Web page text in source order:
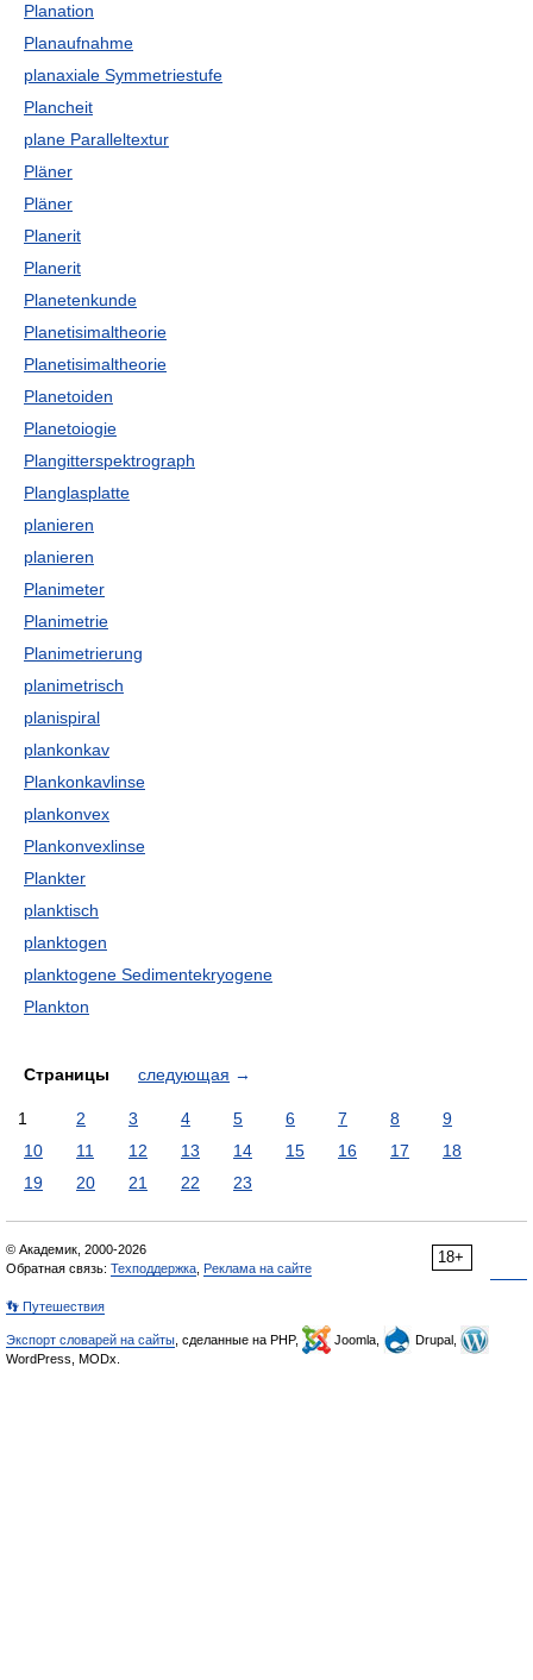
Planation
Planaufnahme
planaxiale Symmetriestufe
Plancheit
plane Paralleltextur
Pläner
Pläner
Planerit
Planerit
Planetenkunde
Planetisimaltheorie
Planetisimaltheorie
Planetoiden
Planetoiogie
Plangitterspektrograph
Planglasplatte
planieren
planieren
Planimeter
Planimetrie
Planimetrierung
planimetrisch
planispiral
plankonkav
Plankonkavlinse
plankonvex
Plankonvexlinse
Plankter
planktisch
planktogen
planktogene Sedimentekryogene
Plankton
Страницы следующая →
1 2 3 4 5 6 7 8
9
10
11 12 13 14 15 16 17
18
19
20 21 22 23
18+
© Академик, 2000-2026
Обратная связь: Техподдержка Реклама на сайте
👣 Путешествия
Экспорт словарей на сайты , сделанные на PHP, Joomla,
Drupal,
WordPress, MODx.